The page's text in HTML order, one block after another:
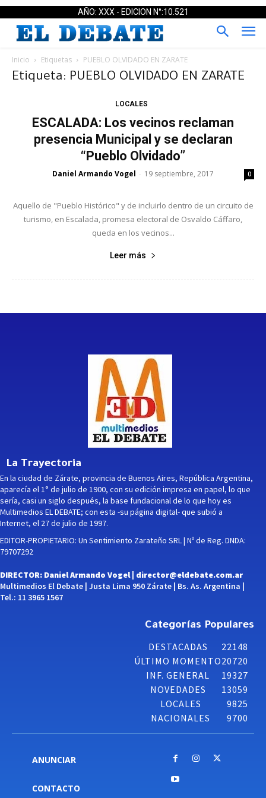
AÑO: XXX - EDICION N°:10.521
Inicio Etiquetas PUEBLO OLVIDADO EN ZARATE
Etiqueta: PUEBLO OLVIDADO EN ZARATE
LOCALES
ESCALADA: Los vecinos reclaman
presencia Municipal y se declaran
“Pueblo Olvidado”
Daniel Armando Vogel - 19 septiembre, 2017 0
Aquello de "Pueblo Histórico" y de incluirlo dentro de un circuito de
turismo, en Escalada, promesa electoral de Osvaldo Cáffaro,
queda en los vecinos...
Leer más
La Trayectoria
En la ciudad de Zárate, provincia de Buenos Aires, República Argentina,
aparecía el 1° de julio de 1900, con su edición impresa en papel, lo que
sería, casi un siglo después, la base fundacional de lo que hoy es
Multimedios EL DEBATE; con esta -su página digital- que subió a
Internet, el 27 de julio de 1997.
EDITOR-PROPIETARIO: Un Sentimiento Zarateño SRL | Nº de Reg. DNDA:
79707292
DIRECTOR: Daniel Armando Vogel | director@eldebate.com.ar
Multimedios El Debate | Justa Lima 950 Zárate | Bs. As. Argentina |
Tel.: 11 3965 1567
Categorías Populares
DESTACADAS
22148
ÚLTIMO MOMENTO20720
INF. GENERAL
19327
NOVEDADES
13059
LOCALES
9825
NACIONALES
9700
ANUNCIAR
CONTACTO